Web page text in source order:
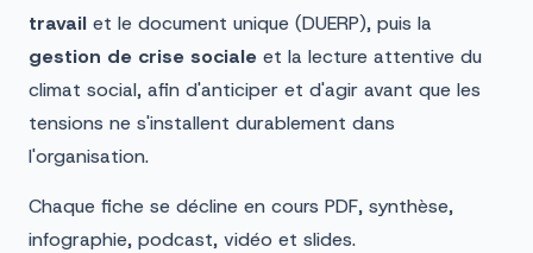
travail et le document unique (DUERP), puis la
gestion de crise sociale et la lecture attentive du
climat social, afin d'anticiper et d'agir avant que les
tensions ne s'installent durablement dans
l'organisation.
Chaque fiche se décline en cours PDF, synthèse,
infographie, podcast, vidéo et slides.